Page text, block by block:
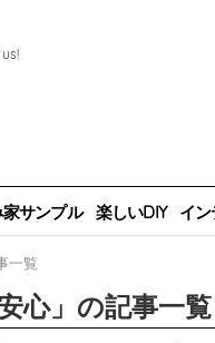
サンプル 楽しいDIY イ
一覧
心」の記事一覧